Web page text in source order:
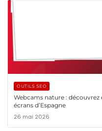
OUTILS SEO
Webcams nature : découvrez
écrans d’Espagne
26 mai 2026